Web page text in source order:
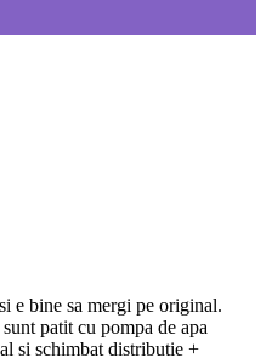
e bine sa mergi pe original.
patit cu pompa de apa
si schimbat distributie +